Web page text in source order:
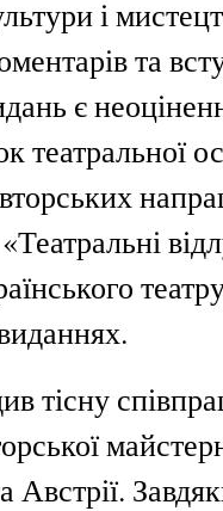
і
та
є
театральної
тісну